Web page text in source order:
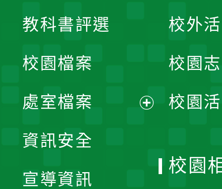
單
教科書評選
校園檔案
處室檔案
資訊安全
宣導資訊
校外
校園
校園
校園